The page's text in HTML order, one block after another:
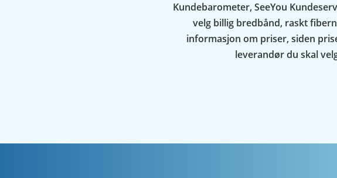
Kundebarometer, SeeYou
velg billig bredbånd, raskt
informasjon om priser, siden
leverandør du skal